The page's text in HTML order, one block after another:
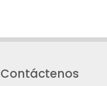
Contáctenos